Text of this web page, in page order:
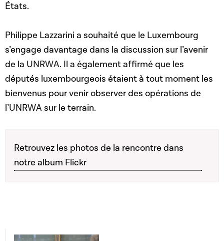
États.
Philippe Lazzarini a souhaité que le Luxembourg
s’engage davantage dans la discussion sur l’avenir
de la UNRWA. Il a également affirmé que les
députés luxembourgeois étaient à tout moment les
bienvenus pour venir observer des opérations de
l’UNRWA sur le terrain.
Retrouvez les photos de la rencontre dans
notre album Flickr